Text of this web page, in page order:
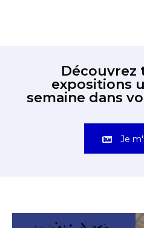
Découvrez
expositions
semaine dans
Je